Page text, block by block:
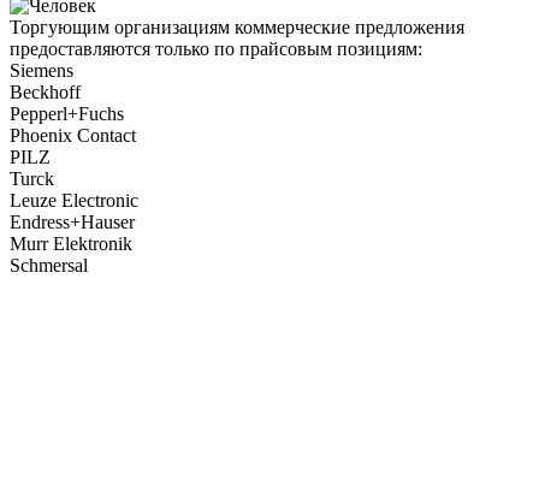
Торгующим организациям коммерческие предложения
предоставляются только по прайсовым позициям:
Siemens
Beckhoff
Pepperl+Fuchs
Phoenix Contact
PILZ
Turck
Leuze Electronic
Endress+Hauser
Murr Elektronik
Schmersal